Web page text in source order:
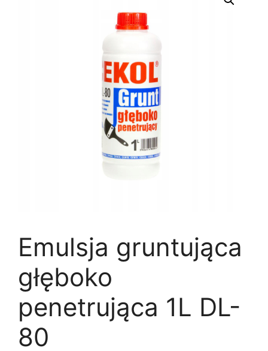
Emulsja gruntująca
głęboko
penetrująca 1L DL-
80